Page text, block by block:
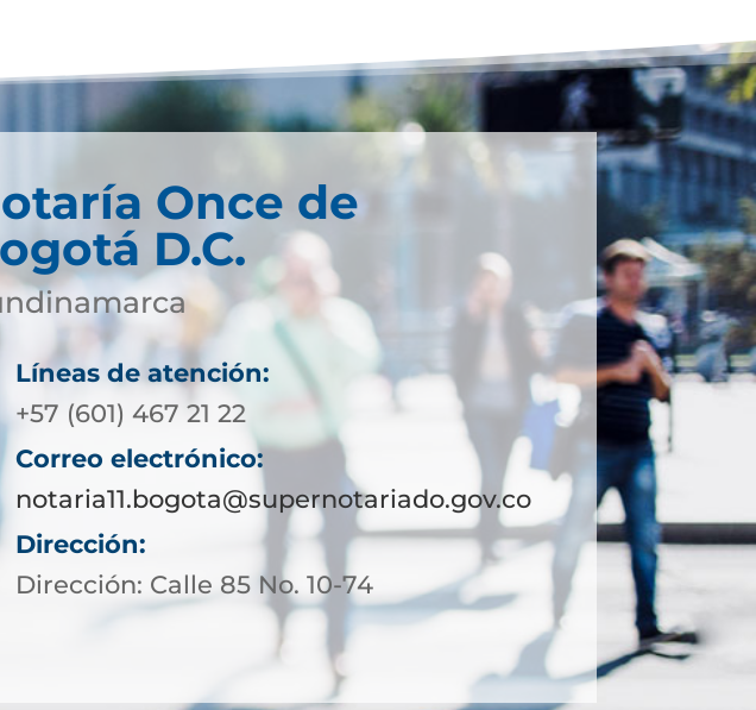
Once de
D.C.
Líneas de atención:
+57 (601) 467 21 22
Correo electrónico:
notaria11.bogota@supernotariado.gov.co
Dirección:
Dirección: Calle 85 No. 10-74